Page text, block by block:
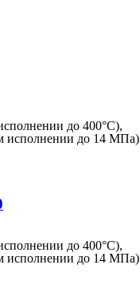
до 400°C),
исполнении до 14 МПа)
до 400°C),
исполнении до 14 МПа)